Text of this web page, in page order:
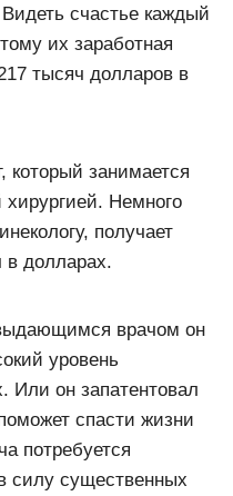
счастье каждый
их заработная
тысяч долларов в
который занимается
Немного
получает
в долларах.
врачом он
уровень
Или он запатентовал
спасти жизни
потребуется
силу существенных